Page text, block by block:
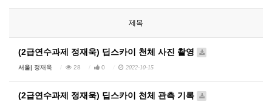
제목
(2급연수과제 정재욱) 딥스카이 천체 사진 촬영
서울| 정재욱 28 0 2022-10-15
(2급연수과제 정재욱) 딥스카이 천체 관측 기록